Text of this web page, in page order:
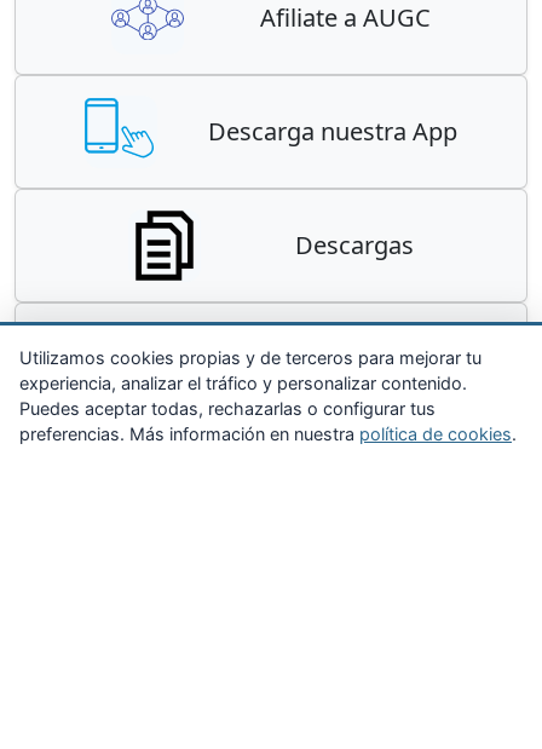
Afiliate a AUGC
Descarga nuestra App
Descargas
Contacta
Utilizamos cookies propias y de terceros para mejorar tu
experiencia, analizar el tráfico y personalizar contenido.
Puedes aceptar todas, rechazarlas o configurar tus
preferencias. Más información en nuestra política de cookies.